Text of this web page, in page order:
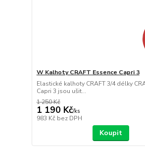
W Kalhoty CRAFT Essence Capri 3
Elastické kalhoty CRAFT 3/4 délky
Capri 3 jsou ušit...
1 250 Kč
1 190 Kč/ks
983 Kč bez DPH
Koupit